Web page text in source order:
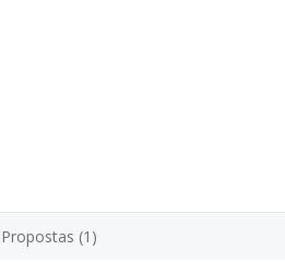
Propostas (1)